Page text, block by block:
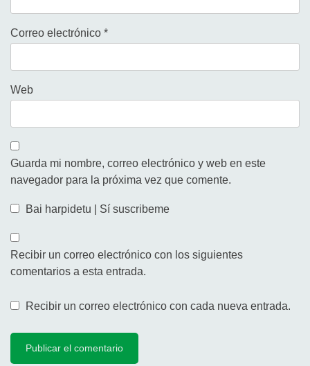
Correo electrónico *
Web
Guarda mi nombre, correo electrónico y web en este
navegador para la próxima vez que comente.
Bai harpidetu | Sí suscribeme
Recibir un correo electrónico con los siguientes
comentarios a esta entrada.
Recibir un correo electrónico con cada nueva entrada.